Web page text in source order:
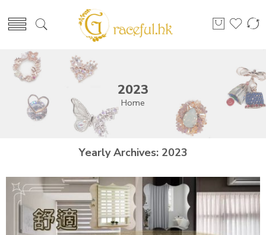
2023
Home
Yearly Archives: 2023